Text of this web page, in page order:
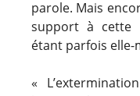
parole. Mais
support à cette
étant parfois elle-
«